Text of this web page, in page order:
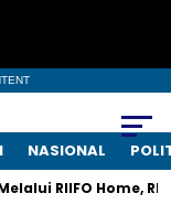
NASIONAL
RIIFO Home,